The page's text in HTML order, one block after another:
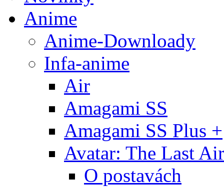
Anime
Anime-Downloady
Infa-anime
Air
Amagami SS
Amagami SS Plus +
Avatar: The Last
O postavách